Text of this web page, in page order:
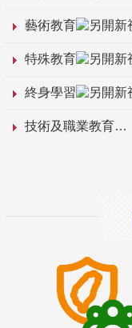
藝術教育
特殊教育
終身學習
技術及職業教育